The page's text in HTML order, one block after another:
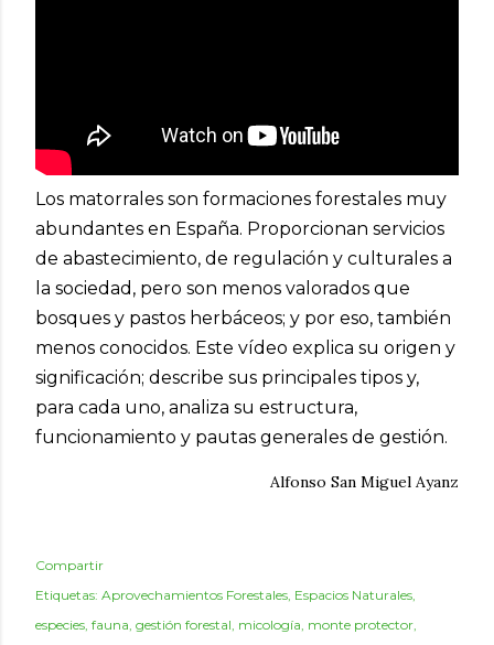
Los matorrales son formaciones forestales muy
abundantes en España. Proporcionan servicios
de abastecimiento, de regulación y culturales a
la sociedad, pero son menos valorados que
bosques y pastos herbáceos; y por eso, también
menos conocidos. Este vídeo explica su origen y
significación; describe sus principales tipos y,
para cada uno, analiza su estructura,
funcionamiento y pautas generales de gestión.
Alfonso San Miguel Ayanz
Compartir
Etiquetas: Aprovechamientos Forestales Espacios Naturales
especies fauna gestión forestal micología monte protector